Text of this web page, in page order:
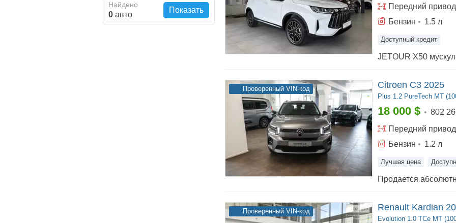
Найдено
0 авто
Показать
Передний привод
Бензин • 1.5 л
Доступный кредит
Citroen C3 2025
Plus 1.2 PureTech MT
18 000 $ • 802
Передний привод
Бензин • 1.2 л
Проверенный VIN-код
Лучшая цена
Renault Kardian
Evolution 1.0 TCe MT
Проверенный VIN-код